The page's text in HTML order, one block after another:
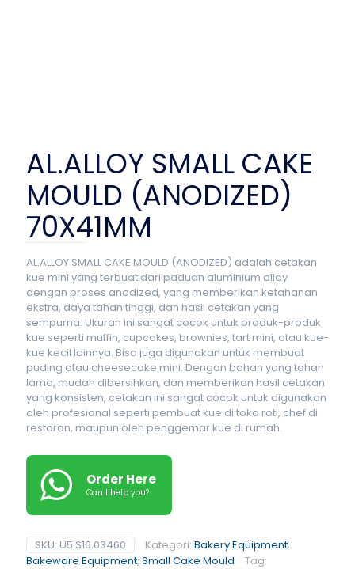
AL.ALLOY SMALL CAKE
MOULD (ANODIZED)
70X41MM
AL.ALLOY SMALL CAKE MOULD (ANODIZED) adalah cetakan
kue mini yang terbuat dari paduan aluminium alloy
dengan proses anodized, yang memberikan ketahanan
ekstra, daya tahan tinggi, dan hasil cetakan yang
sempurna. Ukuran ini sangat cocok untuk produk-produk
kue seperti muffin, cupcakes, brownies, tart mini, atau kue-
kue kecil lainnya. Bisa juga digunakan untuk membuat
puding atau cheesecake mini. Dengan bahan yang tahan
lama, mudah dibersihkan, dan memberikan hasil cetakan
yang konsisten, cetakan ini sangat cocok untuk digunakan
oleh profesional seperti pembuat kue di toko roti, chef di
restoran, maupun oleh penggemar kue di rumah.
Order Here
Can I help you?
SKU: U5.S16.03460 Kategori: Bakery Equipment,
Bakeware Equipment, Small Cake Mould Tag: